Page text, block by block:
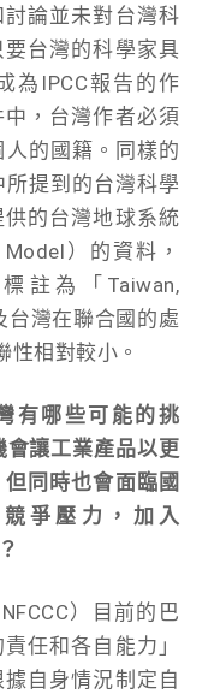
論並未對台灣科
台灣的科學家具
為IPCC報告的作
，台灣作者必須
的國籍。同樣的
提到的台灣科學
的台灣地球系統
）的資料，
註為「Taiwan,
台灣在聯合國的處
性相對較小。
有哪些可能的挑
讓工業產品以更
同時也會面臨國
爭壓力， 加入
）目前的巴
任和各自能力」
自身情況制定自